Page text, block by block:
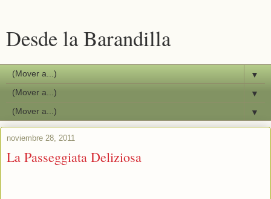
Desde la Barandilla
▼
▼
▼
noviembre 28, 2011
La Passeggiata Deliziosa